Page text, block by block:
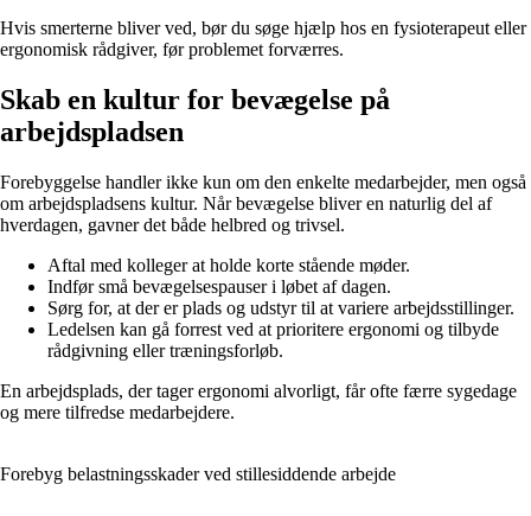
Hvis smerterne bliver ved, bør du søge hjælp hos en fysioterapeut eller
ergonomisk rådgiver, før problemet forværres.
Skab en kultur for bevægelse på
arbejdspladsen
Forebyggelse handler ikke kun om den enkelte medarbejder, men også
om arbejdspladsens kultur. Når bevægelse bliver en naturlig del af
hverdagen, gavner det både helbred og trivsel.
Aftal med kolleger at holde korte stående møder.
Indfør små bevægelsespauser i løbet af dagen.
Sørg for, at der er plads og udstyr til at variere arbejdsstillinger.
Ledelsen kan gå forrest ved at prioritere ergonomi og tilbyde
rådgivning eller træningsforløb.
En arbejdsplads, der tager ergonomi alvorligt, får ofte færre sygedage
og mere tilfredse medarbejdere.
Forebyg belastningsskader ved stillesiddende arbejde